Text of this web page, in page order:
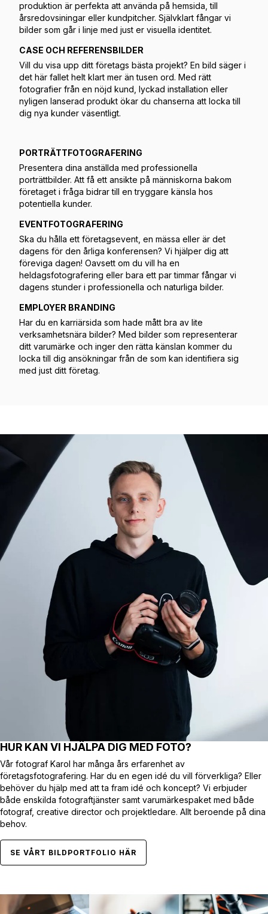
produktion är perfekta att använda på hemsida, till
årsredovsiningar eller kundpitcher. Självklart fångar vi
bilder som går i linje med just er visuella identitet.
CASE OCH REFERENSBILDER
Vill du visa upp ditt företags bästa projekt? En bild säger i
det här fallet helt klart mer än tusen ord. Med rätt
fotografier från en nöjd kund, lyckad installation eller
nyligen lanserad produkt ökar du chanserna att locka till
dig nya kunder väsentligt.
PORTRÄTTFOTOGRAFERING
Presentera dina anställda med professionella
porträttbilder. Att få ett ansikte på människorna bakom
företaget i fråga bidrar till en tryggare känsla hos
potentiella kunder.
EVENTFOTOGRAFERING
Ska du hålla ett företagsevent, en mässa eller är det
dagens för den årliga konferensen? Vi hjälper dig att
föreviga dagen! Oavsett om du vill ha en
heldagsfotografering eller bara ett par timmar fångar vi
dagens stunder i professionella och naturliga bilder.
EMPLOYER BRANDING
Har du en karriärsida som hade mått bra av lite
verksamhetsnära bilder? Med bilder som representerar
ditt varumärke och inger den rätta känslan kommer du
locka till dig ansökningar från de som kan identifiera sig
med just ditt företag.
HUR KAN VI HJÄLPA DIG MED FOTO?
Vår fotograf Karol har många års erfarenhet av
företagsfotografering. Har du en egen idé du vill förverkliga? Eller
behöver du hjälp med att ta fram idé och koncept? Vi erbjuder
både enskilda fotograftjänster samt varumärkespaket med både
fotograf, creative director och projektledare. Allt beroende på dina
behov.
SE VÅRT BILDPORTFOLIO HÄR